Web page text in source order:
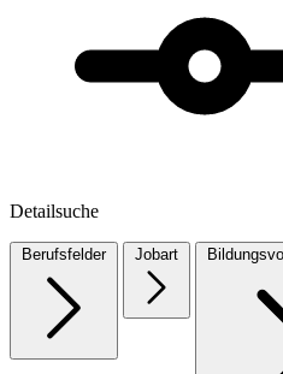
Detailsuche
Berufsfelder Jobart